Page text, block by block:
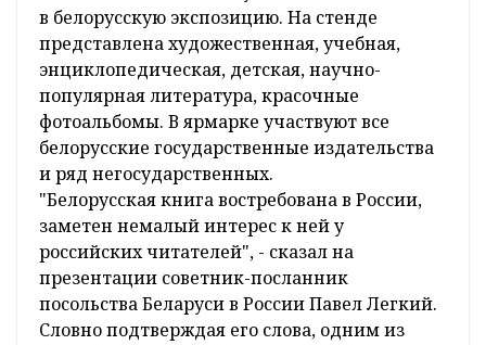
в белорусскую экспозицию. На стенде
представлена художественная, учебная,
энциклопедическая, детская, научно-
популярная литература, красочные
фотоальбомы. В ярмарке участвуют все
белорусские государственные издательства
и ряд негосударственных.
"Белорусская книга востребована в России,
заметен немалый интерес к ней у
российских читателей", - сказал на
презентации советник-посланник
посольства Беларуси в России Павел Легкий.
Словно подтверждая его слова, одним из